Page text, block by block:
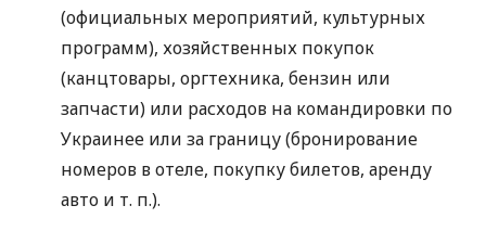
(официальных мероприятий, культурных
программ), хозяйственных покупок
(канцтовары, оргтехника, бензин или
запчасти) или расходов на командировки по
Украинее или за границу (бронирование
номеров в отеле, покупку билетов, аренду
авто и т. п.).